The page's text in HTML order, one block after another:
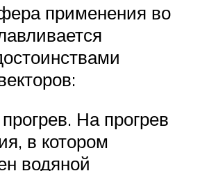
применения во
На прогрев
в котором
водяной